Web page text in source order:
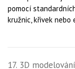
pomocí
kružnic, křivek nebo
17. 3D modelování